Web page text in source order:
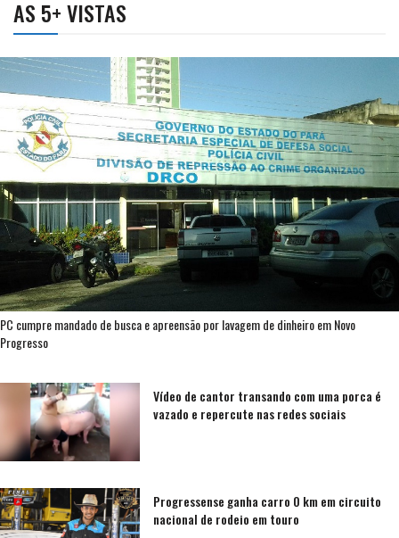
AS 5+ VISTAS
PC cumpre mandado de busca e apreensão por lavagem de dinheiro em Novo
Progresso
Vídeo de cantor transando com uma porca é
vazado e repercute nas redes sociais
Progressense ganha carro 0 km em circuito
nacional de rodeio em touro